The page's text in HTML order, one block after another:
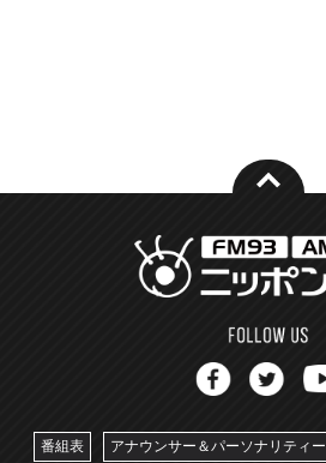
番組表 アナウンサー＆パーソナリティー